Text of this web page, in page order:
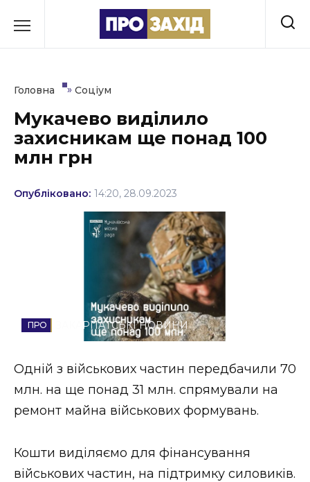
до
Культура
Освіта
Події
Стиль життя
Втрачений Ужгород (відеоверсія)
ЗАКАРПАТСЬКІ НОВИНИ
Головна » Соціум
Мукачево виділило
захисникам ще понад 100
млн грн
Опубліковано: 14:20, 28.09.2023
ЗАКАРПАТСЬКІ НОВИНИ
Одній з військових частин передбачили 70
млн. на ще понад 31 млн. спрямували на
ремонт майна військових формувань.
Кошти виділяємо для фінансування
військових частин, на підтримку силовиків.